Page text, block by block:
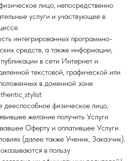
лицо, непосредственно
услуги и участвующее в
интегрированных программно-
средств, а также информации,
в сети Интернет и
текстовой, графической или
в доменной зоне
физическое лицо,
желание получить Услуги
Оферту и оплатившее Услуги
(далее также Ученик, Заказчик).
в пользу